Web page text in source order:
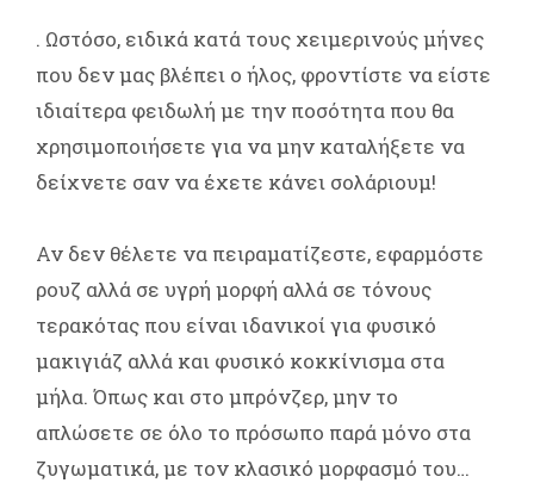
. Ωστόσο, ειδικά κατά τους χειμερινούς μήνες
που δεν μας βλέπει ο ήλος, φροντίστε να είστε
ιδιαίτερα φειδωλή με την ποσότητα που θα
χρησιμοποιήσετε για να μην καταλήξετε να
δείχνετε σαν να έχετε κάνει σολάριουμ!
Αν δεν θέλετε να πειραματίζεστε, εφαρμόστε
ρουζ αλλά σε υγρή μορφή αλλά σε τόνους
τερακότας που είναι ιδανικοί για φυσικό
μακιγιάζ αλλά και φυσικό κοκκίνισμα στα
μήλα. Όπως και στο μπρόνζερ, μην το
απλώσετε σε όλο το πρόσωπο παρά μόνο στα
ζυγωματικά, με τον κλασικό μορφασμό του…